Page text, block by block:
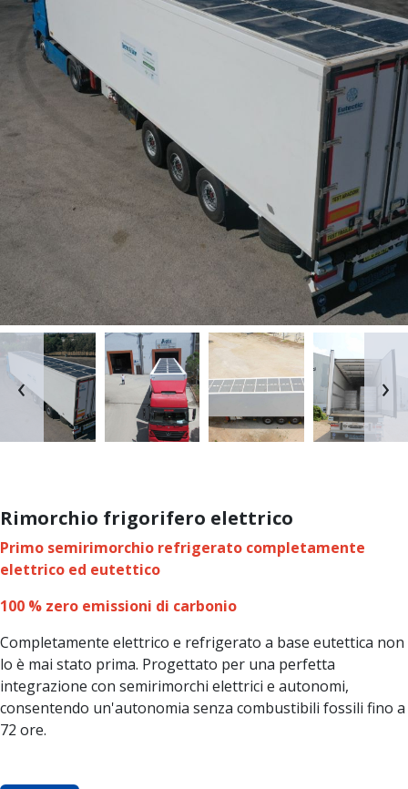
‹ ›
Rimorchio frigorifero elettrico
Primo semirimorchio refrigerato completamente
elettrico ed eutettico
100 % zero emissioni di carbonio
Completamente elettrico e refrigerato a base eutettica non
lo è mai stato prima. Progettato per una perfetta
integrazione con semirimorchi elettrici e autonomi,
consentendo un'autonomia senza combustibili fossili fino a
72 ore.